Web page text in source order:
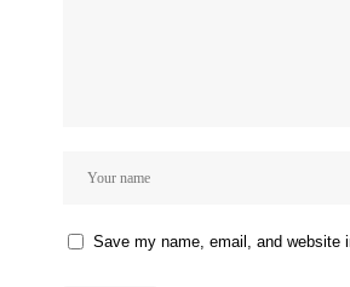
Save my name, email, and website